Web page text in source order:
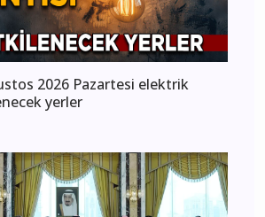
2026 Pazartesi elektrik
yerler